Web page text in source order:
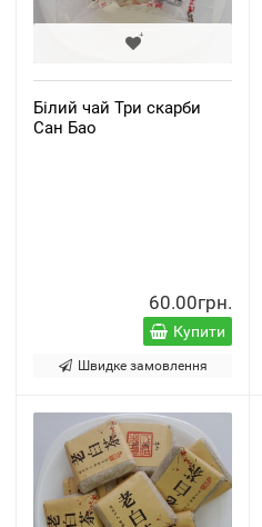
Білий чай Три скарби
Сан Бао
60.00грн.
Купити
Швидке замовлення